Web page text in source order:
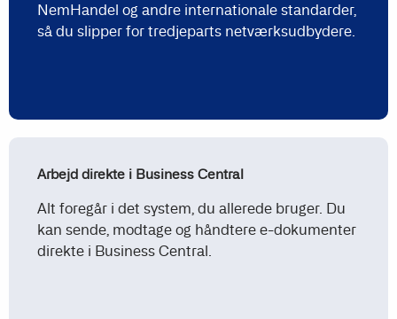
NemHandel og andre internationale standarder,
så du slipper for tredjeparts netværksudbydere.
Arbejd direkte i Business Central
Alt foregår i det system, du allerede bruger. Du
kan sende, modtage og håndtere e-dokumenter
direkte i Business Central.